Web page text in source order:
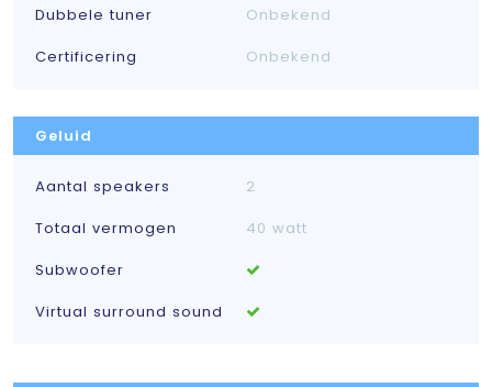
Dubbele tuner
Onbekend
Certificering
Onbekend
Geluid
Aantal speakers
2
Totaal vermogen
40 watt
Subwoofer
Virtual surround sound